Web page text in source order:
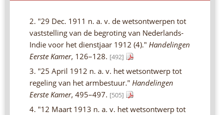
2. "29 Dec. 1911 n. a. v. de wetsontwerpen tot
vaststelling van de begroting van Nederlands-
Indie voor het dienstjaar 1912 (4)." Handelingen
Eerste Kamer, 126–128. [492]
3. "25 April 1912 n. a. v. het wetsontwerp tot
regeling van het armbestuur." Handelingen
Eerste Kamer, 495–497. [505]
4. "12 Maart 1913 n. a. v. het wetsontwerp tot